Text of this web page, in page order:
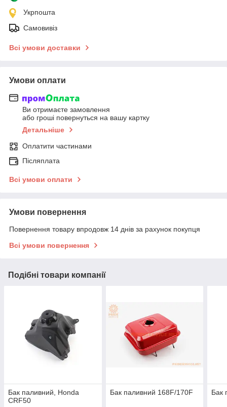
Укрпошта
Самовивіз
Всі умови доставки
Умови оплати
Ви отримаєте замовлення
або гроші повернуться на вашу картку
Детальніше
Оплатити частинами
Післяплата
Всі умови оплати
Умови повернення
Повернення товару впродовж 14 днів за рахунок покупця
Всі умови повернення
Подібні товари компанії
Бак паливний, Honda
CRF50
Бак паливний 168F/170F Бак